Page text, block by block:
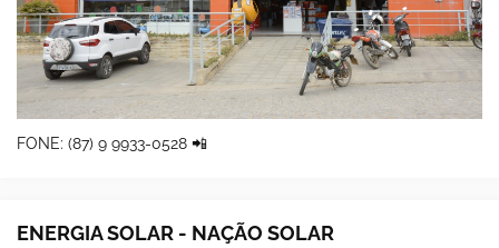
FONE: (87) 9 9933-0528 📲
ENERGIA SOLAR - NAÇÃO SOLAR